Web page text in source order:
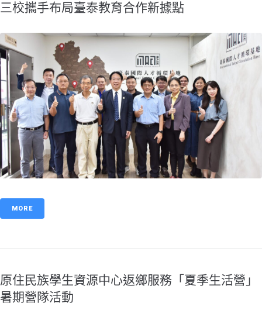
三校攜手布局臺泰教育合作新據點
MORE
原住民族學生資源中心返鄉服務「夏季生活營」
暑期營隊活動